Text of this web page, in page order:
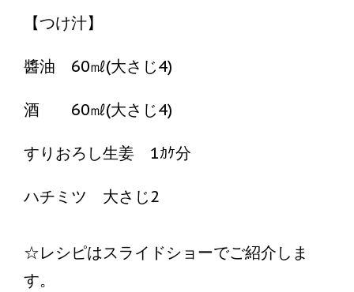
【つけ汁】
醬油 60㎖(大さじ4)
酒 60㎖(大さじ4)
すりおろし生姜 1ｶｹ分
ハチミツ 大さじ2
☆レシピはスライドショーでご紹介しま
す。